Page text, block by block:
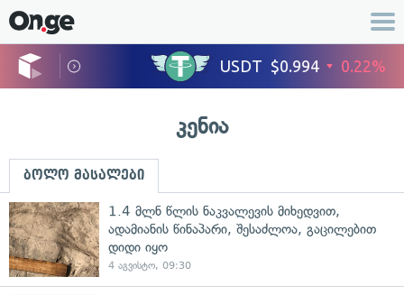
კენია
ბოლო მასალები
1.4 მლნ წლის ნაკვალევის მიხედვით,
ადამიანის წინაპარი, შესაძლოა, გაცილებით
დიდი იყო
4 აგვისტო, 09:30